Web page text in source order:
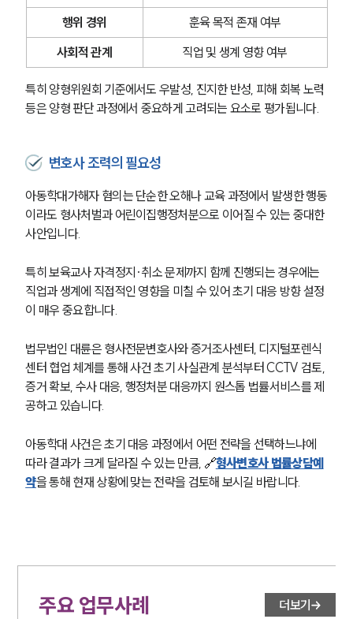
행위 경위
훈육 목적 존재 여부
사회적 관계
직업 및 생계 영향 여부
특히 양형위원회 기준에서도 우발성, 진지한 반성, 피해 회복 노력
등은 양형 판단 과정에서 중요하게 고려되는 요소로 평가됩니다.
변호사 조력의 필요성
아동학대가해자 혐의는 단순한 오해나 교육 과정에서 발생한 행동
이라도 형사처벌과 어린이집행정처분으로 이어질 수 있는 중대한
사안입니다.
특히 보육교사 자격정지·취소 문제까지 함께 진행되는 경우에는
직업과 생계에 직접적인 영향을 미칠 수 있어 초기 대응 방향 설정
이 매우 중요합니다.
법무법인 대륜은 형사전문변호사와 증거조사센터, 디지털포렌식
센터 협업 체계를 통해 사건 초기 사실관계 분석부터 CCTV 검토,
증거 확보, 수사 대응, 행정처분 대응까지 원스톱 법률서비스를 제
공하고 있습니다.
아동학대 사건은 초기 대응 과정에서 어떤 전략을 선택하느냐에
따라 결과가 크게 달라질 수 있는 만큼, 🔗형사변호사 법률상담예
약을 통해 현재 상황에 맞는 전략을 검토해 보시길 바랍니다.
주요 업무사례 더보기